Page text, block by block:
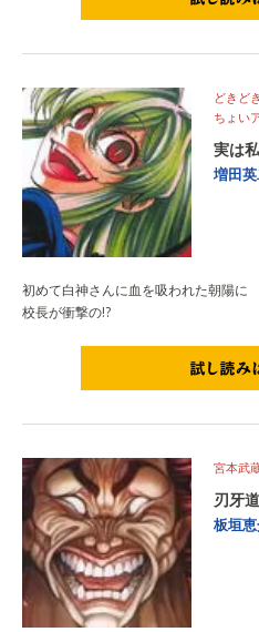
どきど
ちょい
実は
増田
初めて白神さんに血を吸われた朝陽に
校長が衝撃の!?
宮本武
刃牙道
板垣